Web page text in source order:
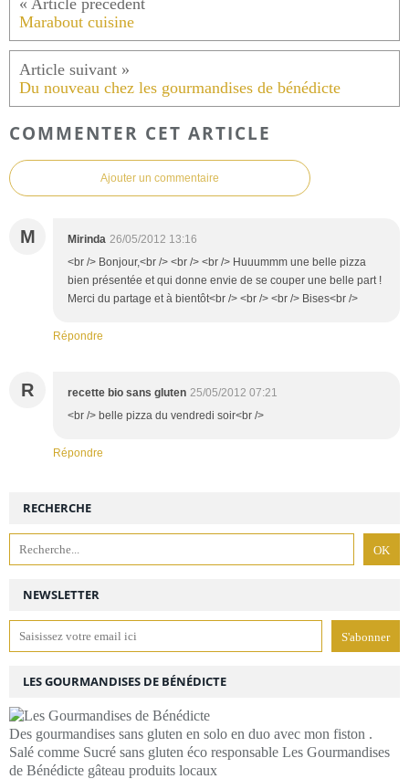
Marabout cuisine
Du nouveau chez les gourmandises de bénédicte
COMMENTER CET ARTICLE
Ajouter un commentaire
M Mirinda 26/05/2012 13:16
<br /> Bonjour,<br /> <br /> <br /> Huuummm une belle pizza
bien présentée et qui donne envie de se couper une belle part !
Merci du partage et à bientôt<br /> <br /> <br /> Bises<br />
Répondre
R recette bio sans gluten 25/05/2012 07:21
<br /> belle pizza du vendredi soir<br />
Répondre
NEWSLETTER
RECHERCHE
LES GOURMANDISES DE BÉNÉDICTE
Des gourmandises sans gluten en solo en duo avec mon fiston .
Salé comme Sucré sans gluten éco responsable Les Gourmandises
de Bénédicte gâteau produits locaux